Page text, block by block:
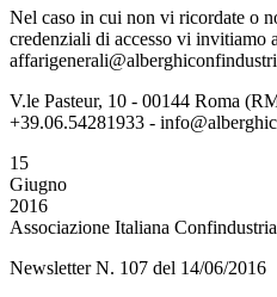
Nel caso in cui non vi ricordate o
credenziali di accesso vi invitiamo
V.le Pasteur, 10 - 00144 Roma
+39.06.54281933 -
15
Giugno
2016
Associazione Italiana
Newsletter N. 107 del 14/06/2016